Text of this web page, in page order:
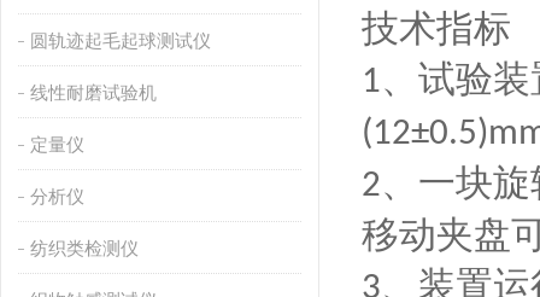
圆轨迹起毛起球测试仪
线性耐磨试验机
定量仪
分析仪
纺织类检测仪
技术指标
1、试验
2、一块
移动夹盘
3、装置